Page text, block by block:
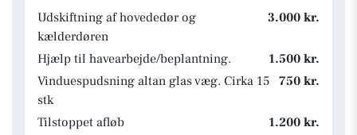
Udskiftning af hovededør og
kælderdøren
3.000 kr.
Hjælp til havearbejde/beplantning.
1.500 kr.
Vinduespudsning altan glas væg. Cirka 15
stk
750 kr.
Tilstoppet afløb
1.200 kr.